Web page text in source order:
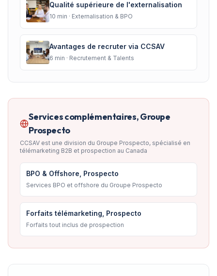
Qualité supérieure de l'externalisation
10 min · Externalisation & BPO
Avantages de recruter via CCSAV
6 min · Recrutement & Talents
Services complémentaires, Groupe
Prospecto
CCSAV est une division du Groupe Prospecto, spécialisé en
télémarketing B2B et prospection au Canada
BPO & Offshore, Prospecto
Services BPO et offshore du Groupe Prospecto
Forfaits télémarketing, Prospecto
Forfaits tout inclus de prospection